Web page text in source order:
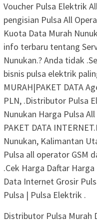
Voucher Pulsa Elektrik
pengisian Pulsa All
Kuota Data Murah
info terbaru tentang
Nunukan.? Anda tidak
bisnis pulsa elektrik
MURAH|PAKET DATA
PLN, .Distributor Pulsa
Nunukan Harga Pulsa
PAKET DATA
Nunukan, Kalimantan
Pulsa all operator GSM
.Cek Harga Daftar
Data Internet Grosir
Pulsa | Pulsa Elektrik .
Distributor Pulsa Murah